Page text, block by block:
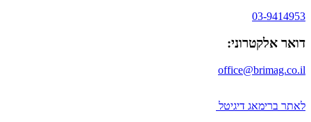
03-9414953
דואר אלקטרוני:
office@brimag.co.il
לאתר ברימאג דיגיטל